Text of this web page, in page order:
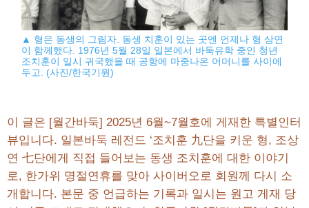
▲ 형은 동생의 그림자. 동생 치훈이 있는 곳엔 언제나 형 상연
이 함께했다. 1976년 5월 28일 일본에서 바둑유학 중인 청년
조치훈이 일시 귀국했을 때 공항에 마중나온 어머니를 사이에
두고. (사진/한국기원)
이 글은 [월간바둑] 2025년 6월~7월호에 게재한 특별인터
뷰입니다. 일본바둑 레전드 ‘조치훈 九단을 키운 형, 조상
연 七단에게 직접 들어보는 동생 조치훈에 대한 이야기
로, 한가위 명절연휴를 맞아 사이버오로 회원께 다시 소
개합니다. 본문 중 언급하는 기록과 일시는 원고 게재 당